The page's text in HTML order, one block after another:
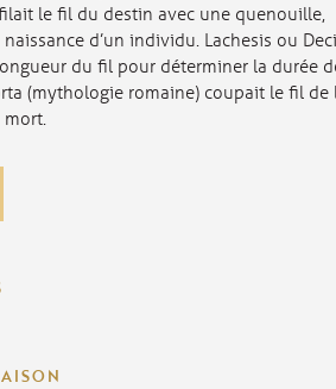
le fil du destin avec une quenouille,
d’un individu. Lachesis ou
du fil pour déterminer la durée
(mythologie romaine) coupait le fil de
mort.